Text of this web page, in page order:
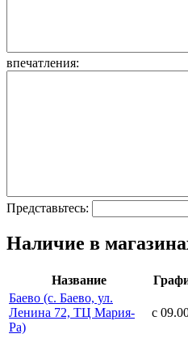
впечатления:
Представьтесь:
Наличие в
Название
Баево (с. Баево, ул.
Ленина 72, ТЦ Мария-
Ра)
с